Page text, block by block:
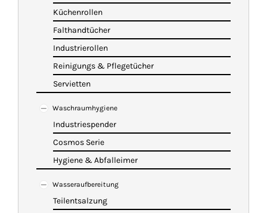
Küchenrollen
Falthandtücher
Industrierollen
Reinigungs & Pflegetücher
Servietten
Waschraumhygiene
Industriespender
Cosmos Serie
Hygiene & Abfalleimer
Wasseraufbereitung
Teilentsalzung